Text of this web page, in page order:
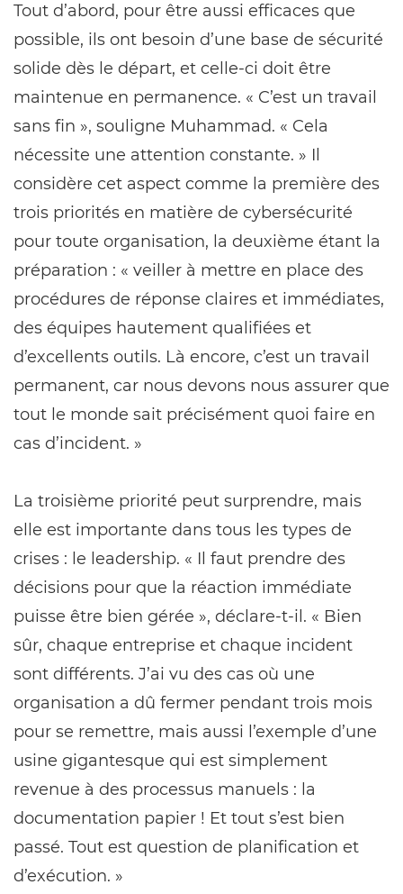
Tout d’abord, pour être aussi efficaces que
possible, ils ont besoin d’une base de sécurité
solide dès le départ, et celle-ci doit être
maintenue en permanence. « C’est un travail
sans fin », souligne Muhammad. « Cela
nécessite une attention constante. » Il
considère cet aspect comme la première des
trois priorités en matière de cybersécurité
pour toute organisation, la deuxième étant la
préparation : « veiller à mettre en place des
procédures de réponse claires et immédiates,
des équipes hautement qualifiées et
d’excellents outils. Là encore, c’est un travail
permanent, car nous devons nous assurer que
tout le monde sait précisément quoi faire en
cas d’incident. »
La troisième priorité peut surprendre, mais
elle est importante dans tous les types de
crises : le leadership. « Il faut prendre des
décisions pour que la réaction immédiate
puisse être bien gérée », déclare-t-il. « Bien
sûr, chaque entreprise et chaque incident
sont différents. J’ai vu des cas où une
organisation a dû fermer pendant trois mois
pour se remettre, mais aussi l’exemple d’une
usine gigantesque qui est simplement
revenue à des processus manuels : la
documentation papier ! Et tout s’est bien
passé. Tout est question de planification et
d’exécution. »